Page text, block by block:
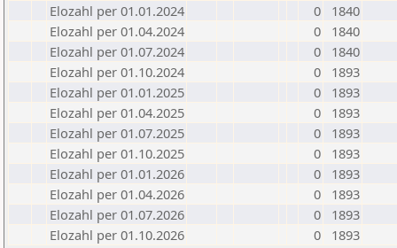
Elozahl per 01.01.2024
0
1840
Elozahl per 01.04.2024
0
1840
Elozahl per 01.07.2024
0
1840
Elozahl per 01.10.2024
0
1893
Elozahl per 01.01.2025
0
1893
Elozahl per 01.04.2025
0
1893
Elozahl per 01.07.2025
0
1893
Elozahl per 01.10.2025
0
1893
Elozahl per 01.01.2026
0
1893
Elozahl per 01.04.2026
0
1893
Elozahl per 01.07.2026
0
1893
Elozahl per 01.10.2026
0 1893